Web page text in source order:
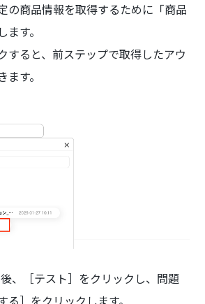
の商品情報を取得するために「商品
す。
すると、前ステップで取得したアウ
す。
、［テスト］をクリックし、問題